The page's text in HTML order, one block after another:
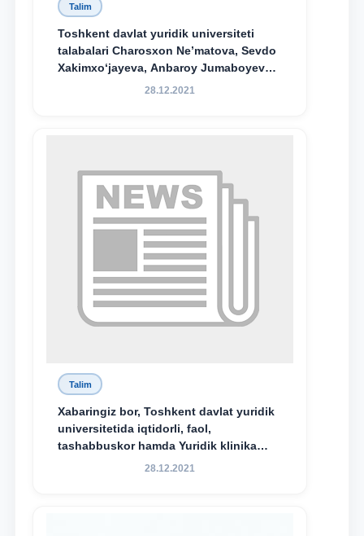
Talim
Toshkent davlat yuridik universiteti
talabalari Charosxon Ne’matova, Sevdo
Xakimxo‘jayeva, Anbaroy Jumaboyeva
hamda TDYU qoshidagi M.S.Vosiqova
bo‘ldi.
28.12.2021
Talim
Xabaringiz bor, Toshkent davlat yuridik
universitetida iqtidorli, faol,
tashabbuskor hamda Yuridik klinika
faoliyatida o‘z bilim va ko‘nikmalarini
28.12.2021